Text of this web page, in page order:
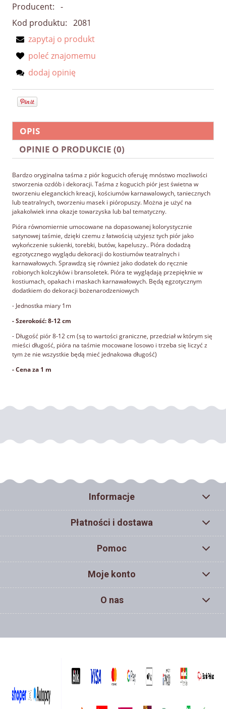
Producent: -
Kod produktu: 2081
zapytaj o produkt
poleć znajomemu
dodaj opinię
OPIS
OPINIE O PRODUKCIE (0)
Bardzo oryginalna taśma z piór kogucich oferuję mnóstwo mozliwości
stworzenia ozdób i dekoracji. Taśma z kogucich piór jest świetna w
tworzeniu eleganckich kreacji, kościumów karnawalowych, taniecznych
lub teatralnych, tworzeniu masek i pióropuszy. Można je użyć na
jakakolwiek inna okazje towarzyska lub bal tematyczny.
Pióra równomiernie umocowane na dopasowanej kolorystycznie
satynowej taśmie, dzięki czemu z łatwością użyjesz tych piór jako
wykończenie sukienki, torebki, butów, kapeluszy.. Pióra dodadzą
egzotycznego wyglądu dekoracji do kostiumów teatralnych i
karnawałowych. Sprawdzą się również jako dodatek do ręcznie
robionych kolczyków i bransoletek. Pióra te wyglądają przepięknie w
kostiumach, opakach i maskach karnawałowych. Będą egzotycznym
dodatkiem do dekoracji bożenarodzeniowych
- Jednostka miary 1m
- Szerokość: 8-12 cm
- Długość piór 8-12 cm (są to wartości graniczne, przedział w którym się
mieści długość, pióra na taśmie mocowane losowo i trzeba się liczyć z
tym że nie wszystkie będą mieć jednakowa długość)
- Cena za 1 m
Informacje
Płatności i dostawa
Pomoc
Moje konto
O nas